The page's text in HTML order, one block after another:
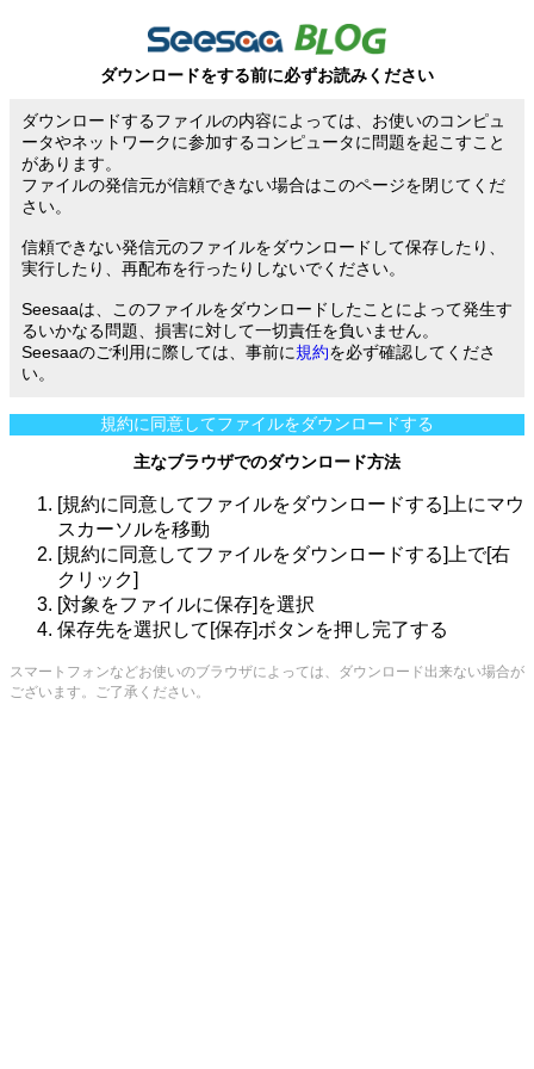
ダウンロードをする前に必ずお読みください
ダウンロードするファイルの内容によっては、お使いのコンピュ
ータやネットワークに参加するコンピュータに問題を起こすこと
があります。
ファイルの発信元が信頼できない場合はこのページを閉じてくだ
さい。
信頼できない発信元のファイルをダウンロードして保存したり、
実行したり、再配布を行ったりしないでください。
Seesaaは、このファイルをダウンロードしたことによって発生す
るいかなる問題、損害に対して一切責任を負いません。
Seesaaのご利用に際しては、事前に規約を必ず確認してくださ
い。
規約に同意してファイルをダウンロードする
主なブラウザでのダウンロード方法
[規約に同意してファイルをダウンロードする]上にマウ
スカーソルを移動
[規約に同意してファイルをダウンロードする]上で[右
クリック]
[対象をファイルに保存]を選択
保存先を選択して[保存]ボタンを押し完了する
スマートフォンなどお使いのブラウザによっては、ダウンロード出来ない場合が
ございます。ご了承ください。